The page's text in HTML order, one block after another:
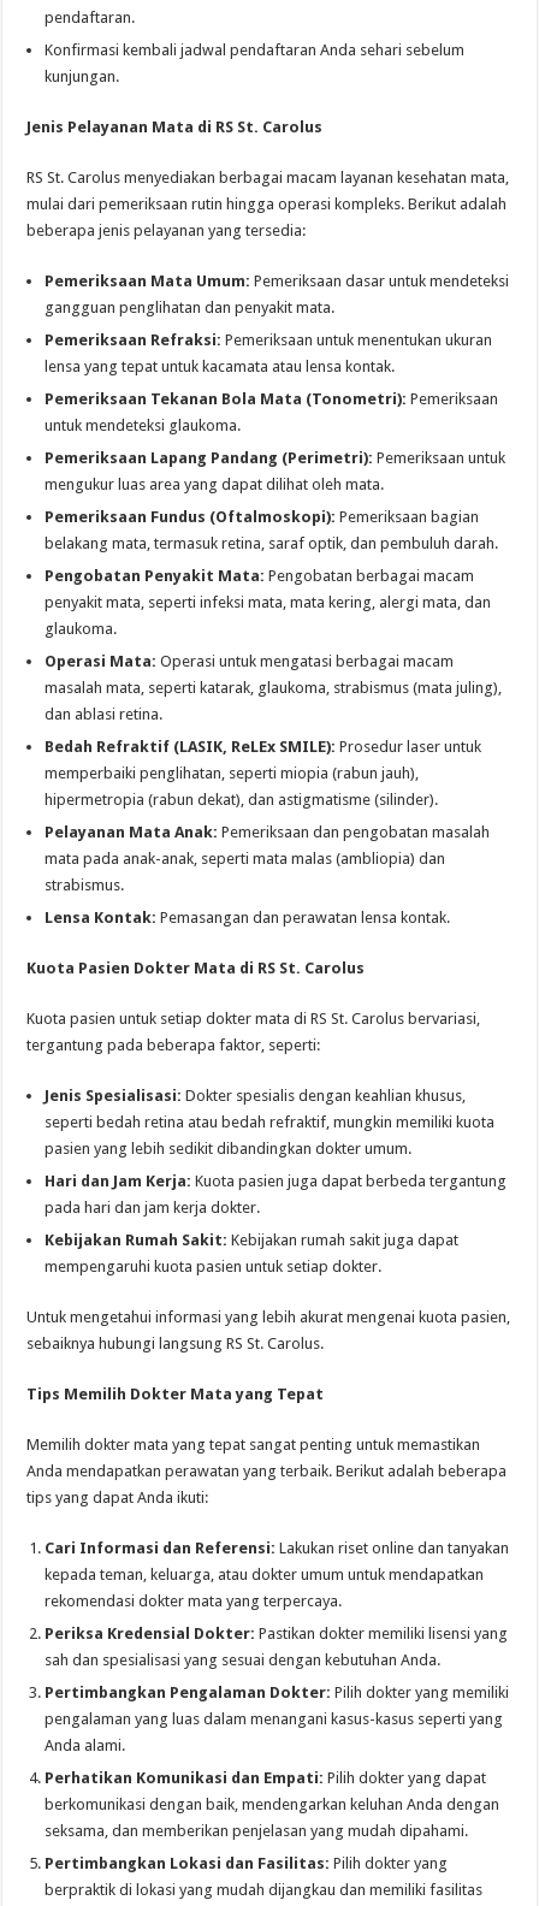
pendaftaran.
Konfirmasi kembali jadwal pendaftaran Anda sehari sebelum
kunjungan.
Jenis Pelayanan Mata di RS St. Carolus
RS St. Carolus menyediakan berbagai macam layanan kesehatan mata,
mulai dari pemeriksaan rutin hingga operasi kompleks. Berikut adalah
beberapa jenis pelayanan yang tersedia:
Pemeriksaan Mata Umum: Pemeriksaan dasar untuk mendeteksi
gangguan penglihatan dan penyakit mata.
Pemeriksaan Refraksi: Pemeriksaan untuk menentukan ukuran
lensa yang tepat untuk kacamata atau lensa kontak.
Pemeriksaan Tekanan Bola Mata (Tonometri): Pemeriksaan
untuk mendeteksi glaukoma.
Pemeriksaan Lapang Pandang (Perimetri): Pemeriksaan untuk
mengukur luas area yang dapat dilihat oleh mata.
Pemeriksaan Fundus (Oftalmoskopi): Pemeriksaan bagian
belakang mata, termasuk retina, saraf optik, dan pembuluh darah.
Pengobatan Penyakit Mata: Pengobatan berbagai macam
penyakit mata, seperti infeksi mata, mata kering, alergi mata, dan
glaukoma.
Operasi Mata: Operasi untuk mengatasi berbagai macam
masalah mata, seperti katarak, glaukoma, strabismus (mata juling),
dan ablasi retina.
Bedah Refraktif (LASIK, ReLEx SMILE): Prosedur laser untuk
memperbaiki penglihatan, seperti miopia (rabun jauh),
hipermetropia (rabun dekat), dan astigmatisme (silinder).
Pelayanan Mata Anak: Pemeriksaan dan pengobatan masalah
mata pada anak-anak, seperti mata malas (ambliopia) dan
strabismus.
Lensa Kontak: Pemasangan dan perawatan lensa kontak.
Kuota Pasien Dokter Mata di RS St. Carolus
Kuota pasien untuk setiap dokter mata di RS St. Carolus bervariasi,
tergantung pada beberapa faktor, seperti:
Jenis Spesialisasi: Dokter spesialis dengan keahlian khusus,
seperti bedah retina atau bedah refraktif, mungkin memiliki kuota
pasien yang lebih sedikit dibandingkan dokter umum.
Hari dan Jam Kerja: Kuota pasien juga dapat berbeda tergantung
pada hari dan jam kerja dokter.
Kebijakan Rumah Sakit: Kebijakan rumah sakit juga dapat
mempengaruhi kuota pasien untuk setiap dokter.
Untuk mengetahui informasi yang lebih akurat mengenai kuota pasien,
sebaiknya hubungi langsung RS St. Carolus.
Tips Memilih Dokter Mata yang Tepat
Memilih dokter mata yang tepat sangat penting untuk memastikan
Anda mendapatkan perawatan yang terbaik. Berikut adalah beberapa
tips yang dapat Anda ikuti:
Cari Informasi dan Referensi: Lakukan riset online dan tanyakan
kepada teman, keluarga, atau dokter umum untuk mendapatkan
rekomendasi dokter mata yang terpercaya.
Periksa Kredensial Dokter: Pastikan dokter memiliki lisensi yang
sah dan spesialisasi yang sesuai dengan kebutuhan Anda.
Pertimbangkan Pengalaman Dokter: Pilih dokter yang memiliki
pengalaman yang luas dalam menangani kasus-kasus seperti yang
Anda alami.
Perhatikan Komunikasi dan Empati: Pilih dokter yang dapat
berkomunikasi dengan baik, mendengarkan keluhan Anda dengan
seksama, dan memberikan penjelasan yang mudah dipahami.
Pertimbangkan Lokasi dan Fasilitas: Pilih dokter yang
berpraktik di lokasi yang mudah dijangkau dan memiliki fasilitas